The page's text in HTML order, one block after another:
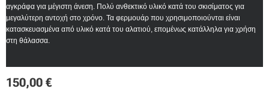
αγκράφα για μέγιστη άνεση. Πολύ ανθεκτικό υλικό κατά του σκισίματος για
μεγαλύτερη αντοχή στο χρόνο. Τα φερμουάρ που χρησιμοποιούνται είναι
κατασκευασμένα από υλικό κατά του αλατιού, επομένως κατάλληλα για χρήση
στη θάλασσα.
150,00 €